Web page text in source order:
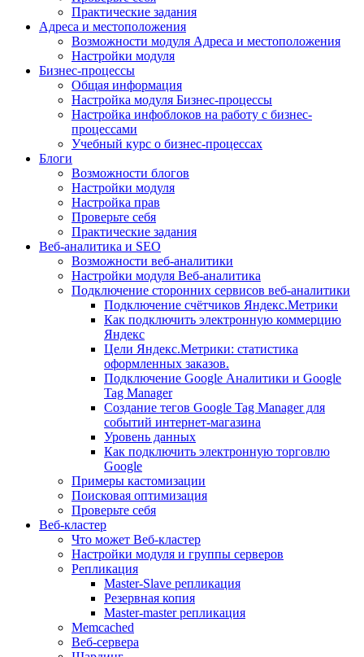
Практические задания
Адреса и местоположения
Возможности модуля Адреса и местоположения
Настройки модуля
Бизнес-процессы
Общая информация
Настройка модуля Бизнес-процессы
Настройка инфоблоков на работу с бизнес-
процессами
Учебный курс о бизнес-процессах
Блоги
Возможности блогов
Настройки модуля
Настройка прав
Проверьте себя
Практические задания
Веб-аналитика и SEO
Возможности веб-аналитики
Настройки модуля Веб-аналитика
Подключение сторонних сервисов веб-аналитики
Подключение счётчиков Яндекс.Метрики
Как подключить электронную коммерцию
Яндекс
Цели Яндекс.Метрики: статистика
оформленных заказов.
Подключение Google Аналитики и Google
Tag Manager
Создание тегов Google Tag Manager для
событий интернет-магазина
Уровень данных
Как подключить электронную торговлю
Google
Примеры кастомизации
Поисковая оптимизация
Проверьте себя
Веб-кластер
Что может Веб-кластер
Настройки модуля и группы серверов
Репликация
Master-Slave репликация
Резервная копия
Master-master репликация
Memcached
Веб-сервера